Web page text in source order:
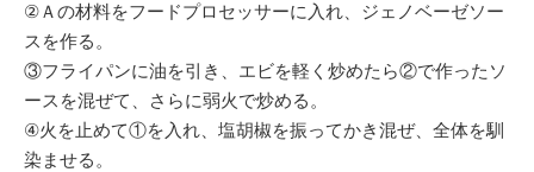
②Ａの材料をフードプロセッサーに入れ、ジェノベーゼソー
スを作る。
③フライパンに油を引き、エビを軽く炒めたら②で作ったソ
ースを混ぜて、さらに弱火で炒める。
④火を止めて①を入れ、塩胡椒を振ってかき混ぜ、全体を馴
染ませる。